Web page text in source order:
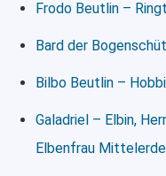
Frodo Beutlin –
Bard der
Bilbo Beutlin –
Galadriel – Elbin,
Elbenfrau